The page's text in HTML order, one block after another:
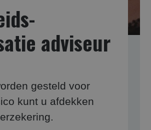
adviseur
gesteld voor
kunt u afdekken